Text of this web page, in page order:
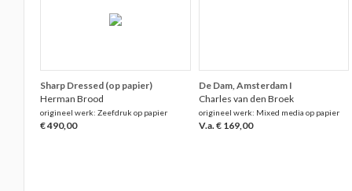
Sharp Dressed (op papier)
Herman Brood
origineel werk: Zeefdruk op papier
€ 490,00
De Dam, Amsterdam I
Charles van den Broek
origineel werk: Mixed media op papier
V.a. € 169,00